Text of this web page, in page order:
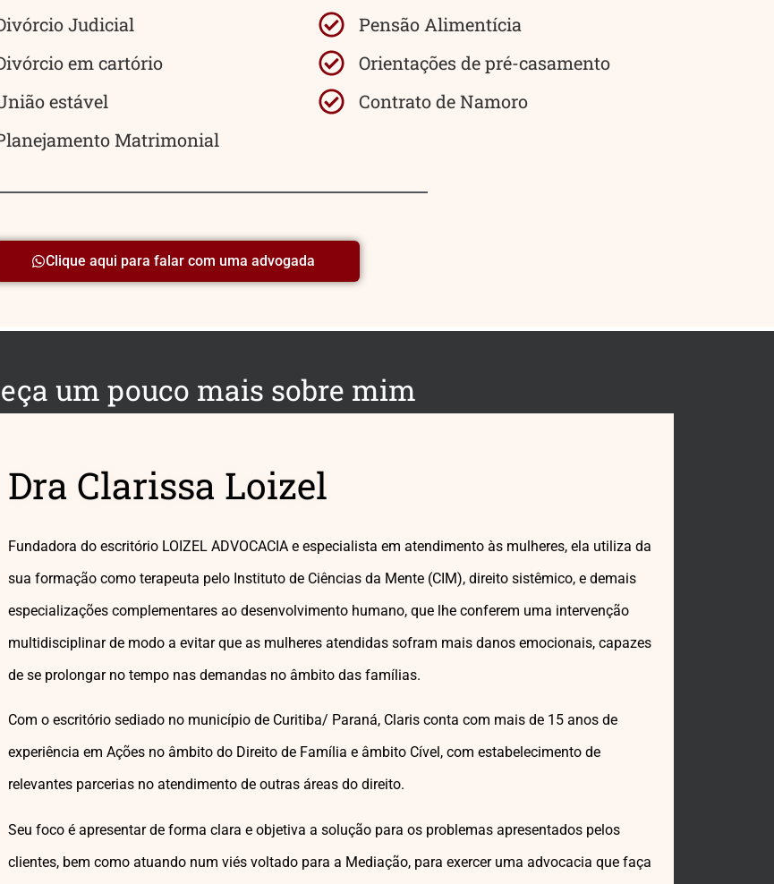
Judicial
em cartório
estável
Matrimonial
Pensão Alimentícia
Orientações de pré-casamento
Contrato de Namoro
Clique aqui para falar com uma advogada
um pouco mais sobre mim
Dra Clarissa Loizel
Fundadora do escritório LOIZEL ADVOCACIA e especialista em atendimento às mulheres, ela utiliza da
sua formação como terapeuta pelo Instituto de Ciências da Mente (CIM), direito sistêmico, e demais
especializações complementares ao desenvolvimento humano, que lhe conferem uma intervenção
multidisciplinar de modo a evitar que as mulheres atendidas sofram mais danos emocionais, capazes
de se prolongar no tempo nas demandas no âmbito das famílias.
Com o escritório sediado no município de Curitiba/ Paraná, Claris conta com mais de 15 anos de
experiência em Ações no âmbito do Direito de Família e âmbito Cível, com estabelecimento de
relevantes parcerias no atendimento de outras áreas do direito.
Seu foco é apresentar de forma clara e objetiva a solução para os problemas apresentados pelos
clientes, bem como atuando num viés voltado para a Mediação, para exercer uma advocacia que faça